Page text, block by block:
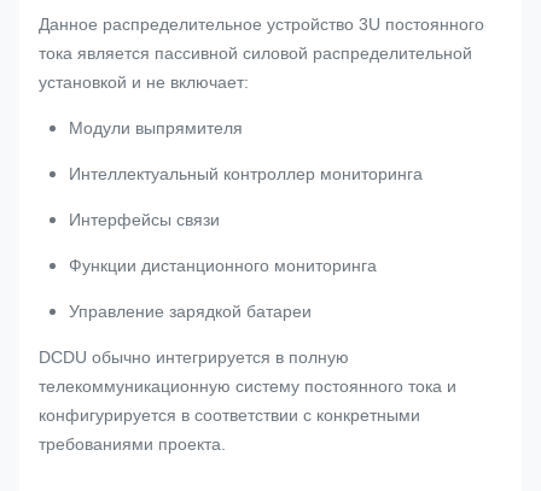
Данное распределительное устройство 3U постоянного
тока является пассивной силовой распределительной
установкой и не включает:
Модули выпрямителя
Интеллектуальный контроллер мониторинга
Интерфейсы связи
Функции дистанционного мониторинга
Управление зарядкой батареи
DCDU обычно интегрируется в полную
телекоммуникационную систему постоянного тока и
конфигурируется в соответствии с конкретными
требованиями проекта.